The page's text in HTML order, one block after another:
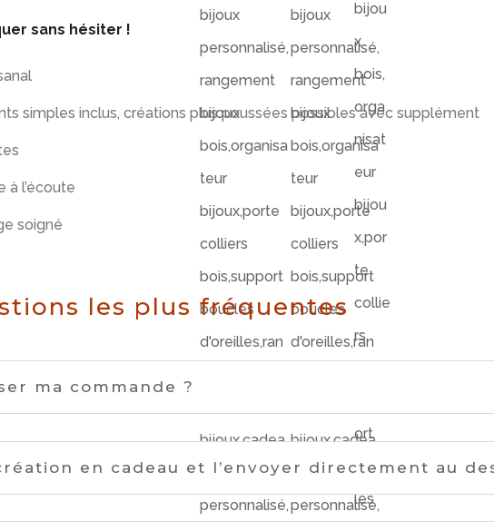
sans hésiter !
simples inclus, créations plus poussées possibles avec supplément
à l’écoute
soigné
les plus fréquentes
ma commande ?
en cadeau et l’envoyer directement au